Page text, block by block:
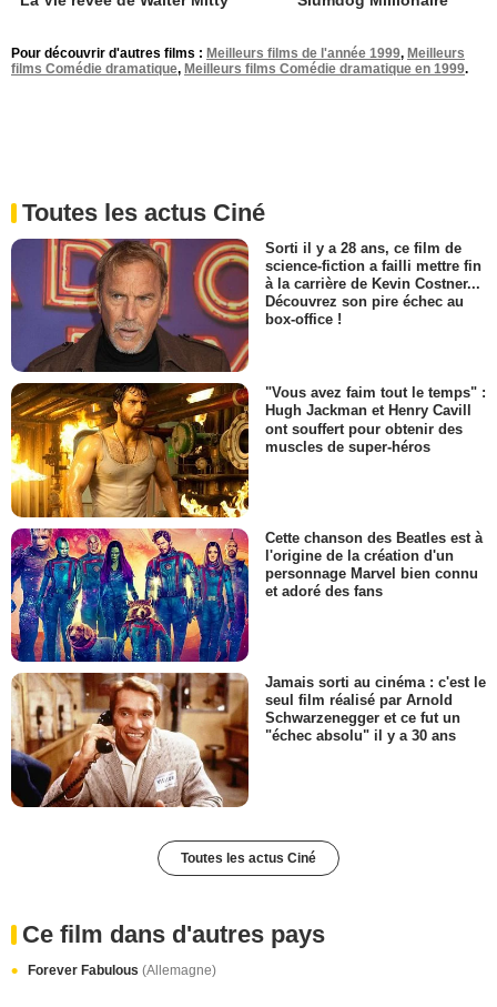
Pour découvrir d'autres films : Meilleurs films de l'année 1999, Meilleurs
films Comédie dramatique, Meilleurs films Comédie dramatique en 1999.
Toutes les actus Ciné
Sorti il y a 28 ans, ce film de
science-fiction a failli mettre fin
à la carrière de Kevin Costner...
Découvrez son pire échec au
box-office !
"Vous avez faim tout le temps" :
Hugh Jackman et Henry Cavill
ont souffert pour obtenir des
muscles de super-héros
Cette chanson des Beatles est à
l'origine de la création d'un
personnage Marvel bien connu
et adoré des fans
Jamais sorti au cinéma : c'est le
seul film réalisé par Arnold
Schwarzenegger et ce fut un
"échec absolu" il y a 30 ans
Toutes les actus Ciné
Ce film dans d'autres pays
Forever Fabulous (Allemagne)